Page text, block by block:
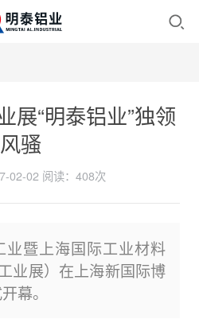
展“明泰铝业”独领
风骚
02-02 阅读： 408次
业暨上海国际工业材料
业展）在上海新国际博
幕。